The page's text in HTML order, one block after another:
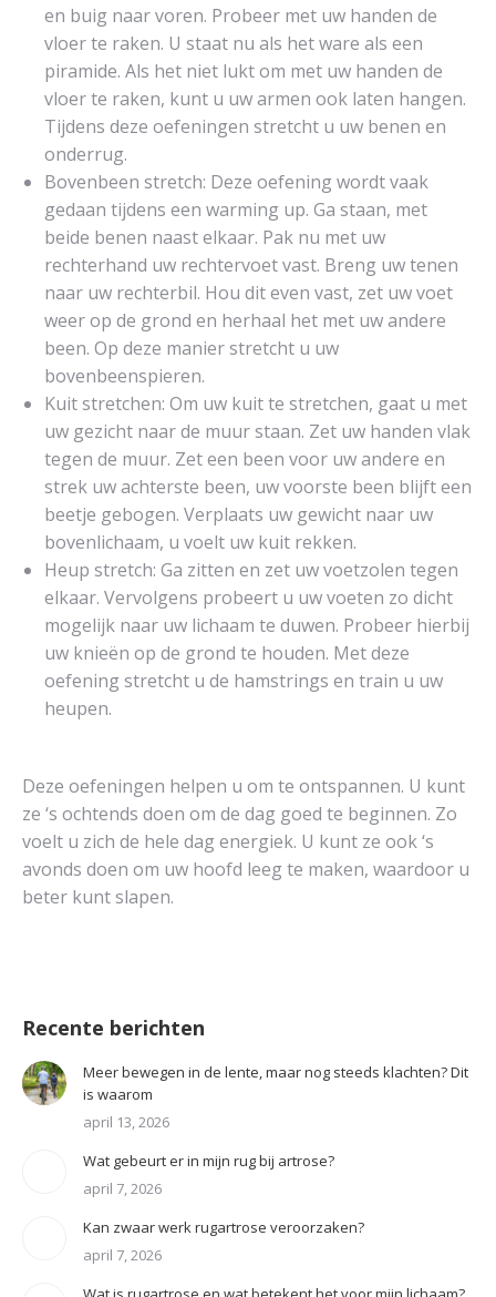
en buig naar voren. Probeer met uw handen de
vloer te raken. U staat nu als het ware als een
piramide. Als het niet lukt om met uw handen de
vloer te raken, kunt u uw armen ook laten hangen.
Tijdens deze oefeningen stretcht u uw benen en
onderrug.
Bovenbeen stretch: Deze oefening wordt vaak
gedaan tijdens een warming up. Ga staan, met
beide benen naast elkaar. Pak nu met uw
rechterhand uw rechtervoet vast. Breng uw tenen
naar uw rechterbil. Hou dit even vast, zet uw voet
weer op de grond en herhaal het met uw andere
been. Op deze manier stretcht u uw
bovenbeenspieren.
Kuit stretchen: Om uw kuit te stretchen, gaat u met
uw gezicht naar de muur staan. Zet uw handen vlak
tegen de muur. Zet een been voor uw andere en
strek uw achterste been, uw voorste been blijft een
beetje gebogen. Verplaats uw gewicht naar uw
bovenlichaam, u voelt uw kuit rekken.
Heup stretch: Ga zitten en zet uw voetzolen tegen
elkaar. Vervolgens probeert u uw voeten zo dicht
mogelijk naar uw lichaam te duwen. Probeer hierbij
uw knieën op de grond te houden. Met deze
oefening stretcht u de hamstrings en train u uw
heupen.
Deze oefeningen helpen u om te ontspannen. U kunt
ze ‘s ochtends doen om de dag goed te beginnen. Zo
voelt u zich de hele dag energiek. U kunt ze ook ‘s
avonds doen om uw hoofd leeg te maken, waardoor u
beter kunt slapen.
Recente berichten
Meer bewegen in de lente, maar nog steeds klachten? Dit
is waarom
april 13, 2026
Wat gebeurt er in mijn rug bij artrose?
april 7, 2026
Kan zwaar werk rugartrose veroorzaken?
april 7, 2026